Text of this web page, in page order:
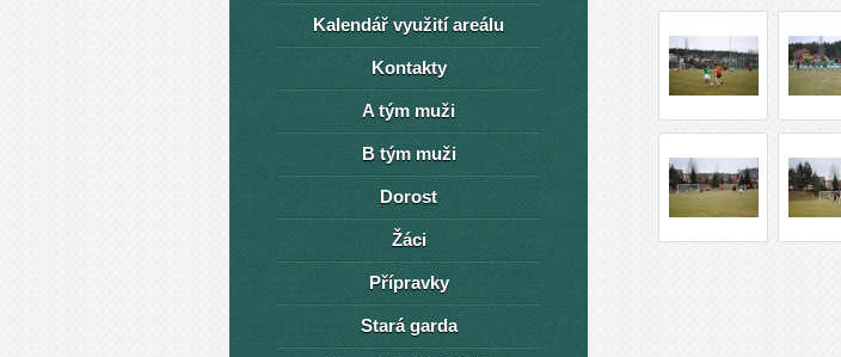
Kalendář využití areálu
Kontakty
A tým muži
B tým muži
Dorost
Žáci
Přípravky
Stará garda